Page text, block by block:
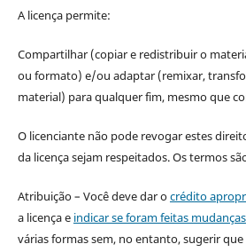
A licença permite:
Compartilhar (copiar e redistribuir o
ou formato) e/ou adaptar (remixar,
material) para qualquer fim, mesmo que
O licenciante não pode revogar estes
da licença sejam respeitados. Os termos
Atribuição – Você deve dar ocrédito
a licença e indicar se foram feitas mudanças
várias formas sem, no entanto, sugerir